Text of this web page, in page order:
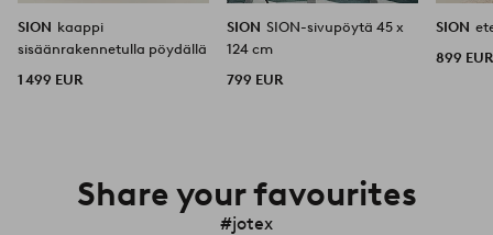
SION kaappi
sisäänrakennetulla pöydällä
1 499 EUR
SION SION-sivupöytä 45 x
124 cm
799 EUR
SION
899 EUR
Share your favourites
#jotex